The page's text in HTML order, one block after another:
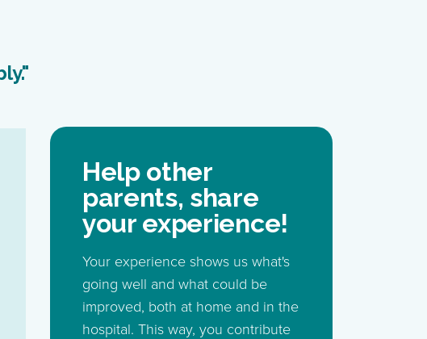
Help other
parents, share
your experience!
Your experience shows us what's
going well and what could be
improved, both at home and in the
hospital. This way, you contribute